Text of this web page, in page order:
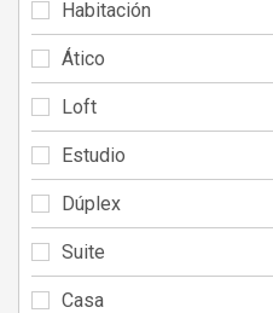
Habitación
Ático
Loft
Estudio
Dúplex
Suite
Casa